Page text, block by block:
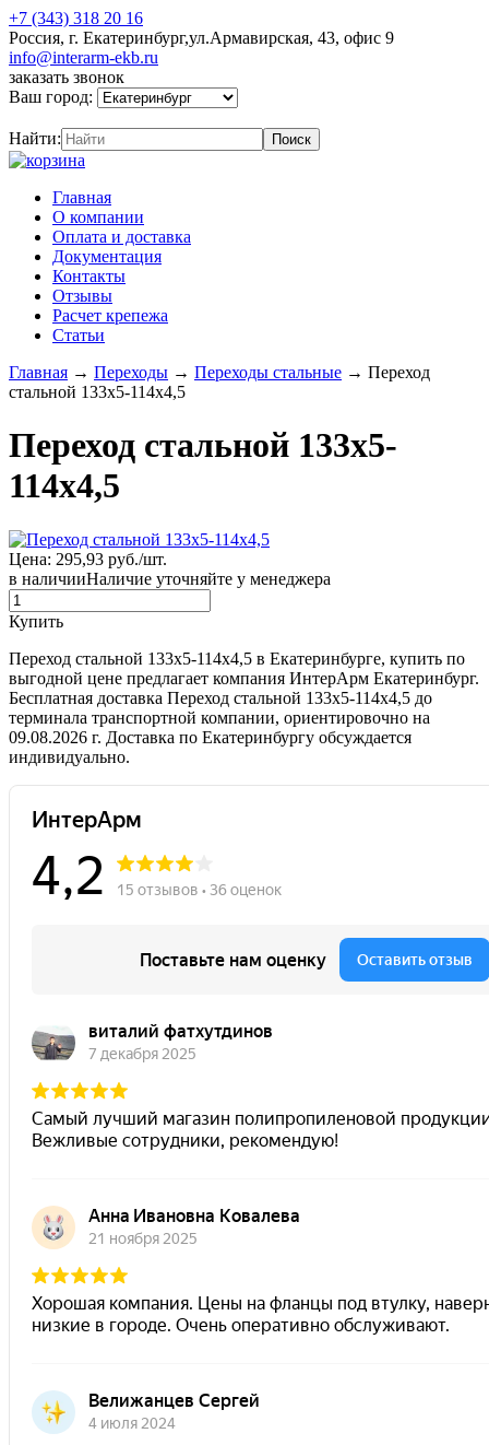
+7 (343) 318 20 16
Россия, г. Екатеринбург,ул.Армавирская, 43, офис 9
info@interarm-ekb.ru
заказать звонок
Ваш город:
Найти:
Главная
О компании
Оплата и доставка
Документация
Контакты
Отзывы
Расчет крепежа
Статьи
Главная → Переходы → Переходы стальные → Переход
стальной 133х5-114х4,5
Переход стальной 133х5-
114х4,5
Цена: 295,93 руб./шт.
в наличииНаличие уточняйте у менеджера
Купить
Переход стальной 133х5-114х4,5 в Екатеринбурге, купить по
выгодной цене предлагает компания ИнтерАрм Екатеринбург.
Бесплатная доставка Переход стальной 133х5-114х4,5 до
терминала транспортной компании, ориентировочно на
09.08.2026 г. Доставка по Екатеринбургу обсуждается
индивидуально.